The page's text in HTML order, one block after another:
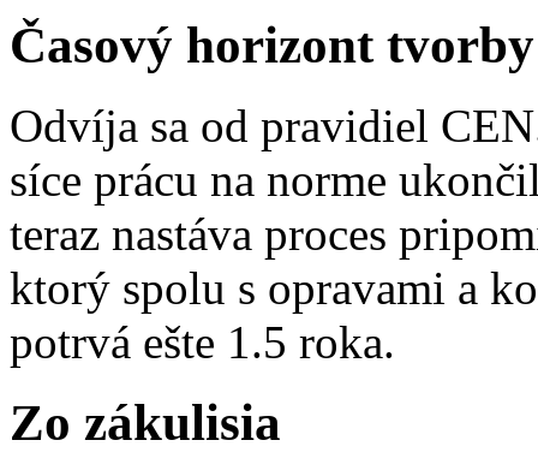
Časový horizont
Odvíja sa od pravidiel
síce prácu na norme
teraz nastáva proces
ktorý spolu s opravami a
potrvá ešte 1.5 roka.
Zo zákulisia